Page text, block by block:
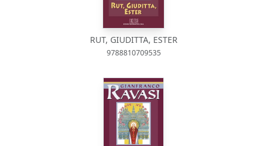
RUT, GIUDITTA, ESTER
9788810709535